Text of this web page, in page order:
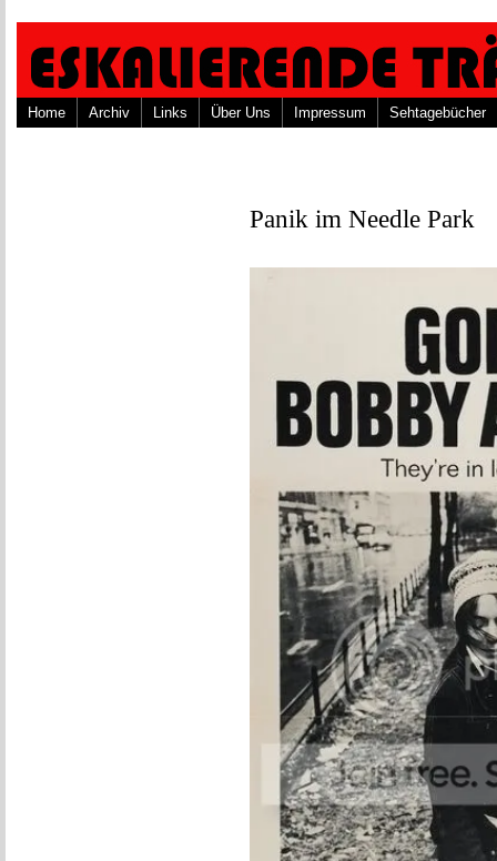
Home Archiv Links Über Uns Impressum Sehtagebücher
Panik im Needle Park